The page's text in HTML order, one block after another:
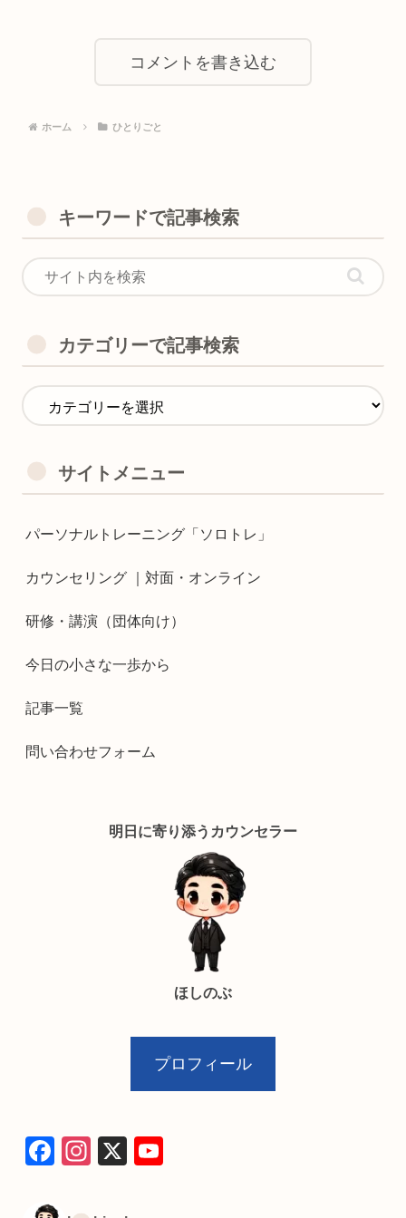
コメントを書き込む
ホーム ひとりごと
キーワードで記事検索
カテゴリーで記事検索
サイトメニュー
パーソナルトレーニング「ソロトレ」
カウンセリング ｜対面・オンライン
研修・講演（団体向け）
今日の小さな一歩から
記事一覧
問い合わせフォーム
明日に寄り添うカウンセラー
ほしのぶ
プロフィール
F
c
In
a
X